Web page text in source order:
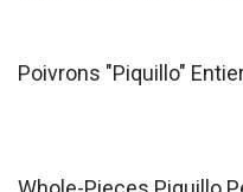
Poivrons "Piquillo"